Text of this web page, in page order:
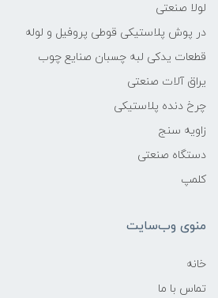
لولا صنعتی
در پوش پلاستیکی قوطی پروفیل و لوله
قطعات یدکی لبه چسبان صنایع چوب
یراق آلات صنعتی
چرخ دنده پلاستیکی
زاویه سنج
دستگاه صنعتی
کلمپ
منوی وب‌سایت
خانه
تماس با ما